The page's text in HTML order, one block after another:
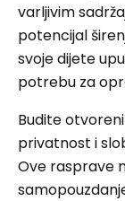
varljivim
potencijal
svoje dijete
potrebu za
Budite
privatnost i
Ove rasprave